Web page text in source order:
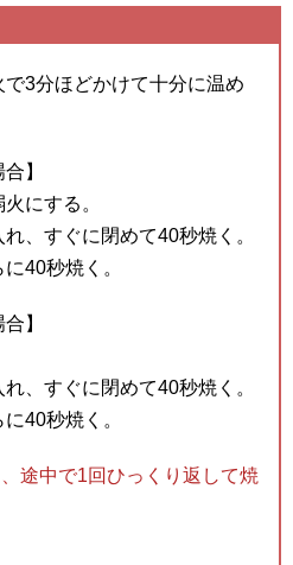
3分ほどかけて十分に温め
】
にする。
、すぐに閉めて40秒焼く。
40秒焼く。
】
、すぐに閉めて40秒焼く。
40秒焼く。
途中で1回ひっくり返して焼